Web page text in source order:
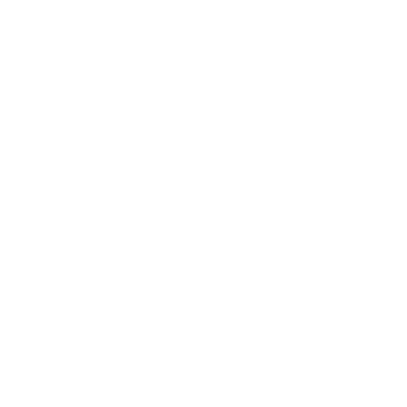
させていただ
了承ください。
き作成されるも
御機器販売店・
ようお願いしま
ズにご登録され
社の共同利用者
とをご了承くだ
ず変更すること
1000ppm以下、
下、フタル酸ジブチ
、
ない年数を意
貨物等」とい
可)を取得する
要な手段を講じ
これらの製造装
通知します。
、取り引きをい
ムロン制御